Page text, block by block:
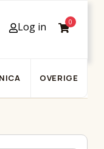
Log in 0
OVERIGE